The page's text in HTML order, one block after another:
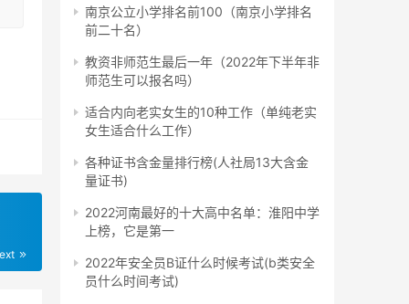
南京公立小学排名前100（南京小学排名
前二十名）
教资非师范生最后一年（2022年下半年非
师范生可以报名吗）
适合内向老实女生的10种工作（单纯老实
女生适合什么工作）
各种证书含金量排行榜(人社局13大含金
量证书)
2022河南最好的十大高中名单：淮阳中学
上榜，它是第一
2022年安全员B证什么时候考试(b类安全
员什么时间考试)